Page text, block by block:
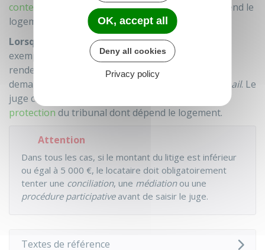
contentieux de la protectiondu tribunal dont dépend le
logement.
Lorsque des réparations sont urgentes
exemple, chauffe-eau en hiver), et que les travaux
rendent le logement inhabitable, le locataire peut
demander au juge de prononcer la
résiliation du bail. Le
juge compétent est le
protection du tribunal dont dépend le logement.
Attention
Dans tous les cas, si le montant du litige est inférieur
ou égal à 5 000 €, le locataire doit obligatoirement
tenter une conciliation, une médiationou une
procédure participativeavant de saisir le juge.
Textes de référence
OK, accept all
Deny all cookies
Privacy policy